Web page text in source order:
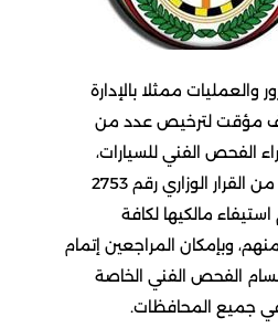
ممثلا بالإدارة
مؤقت لترخيص عدد من
الفحص الفني للسيارات،
وذلك تطبيقا للمادة 11 من القرار الوزاري رقم 2753
يتم استيفاء مالكيها لكافة
وبإمكان المراجعين إتمام
الفحص الفني الخاصة
في جميع المحافظات.